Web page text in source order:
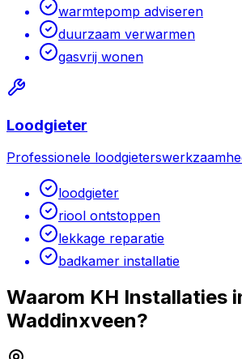
warmtepomp adviseren
duurzaam verwarmen
gasvrij wonen
Loodgieter
Professionele
loodgieter
riool ontstoppen
lekkage reparatie
badkamer installatie
Waarom KH Installaties
Waddinxveen?